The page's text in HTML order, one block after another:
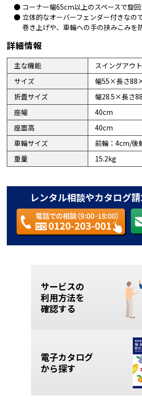
コーナー幅65cm以上のスペースで旋回
立体的なオーバーフェンダー付きなの
巻き上げや、車輪への手の挟みこみを
詳細情報
主な機能
スイングアウ
サイズ
幅55×長さ
折畳サイズ
幅28.5×長さ
座幅
40cm
座面高
40cm
車輪サイズ
前輪：4cm/後
重量
15.2kg
レンタル相談やカタログ
サービスの
利用方法を
確認する
電子カタログ
から探す